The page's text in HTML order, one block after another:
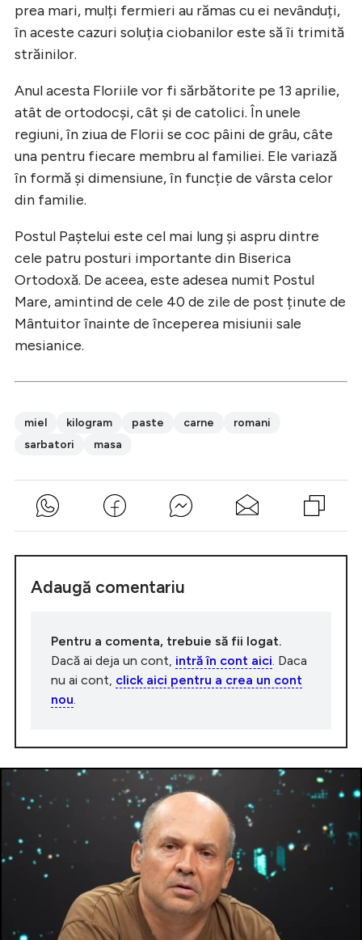
prea mari, mulți fermieri au rămas cu ei nevânduți,
în aceste cazuri soluția ciobanilor este să îi trimită
străinilor.
Anul acesta Floriile vor fi sărbătorite pe 13 aprilie,
atât de ortodocși, cât și de catolici. În unele
regiuni, în ziua de Florii se coc pâini de grâu, câte
una pentru fiecare membru al familiei. Ele variază
în formă și dimensiune, în funcție de vârsta celor
din familie.
Postul Paștelui este cel mai lung și aspru dintre
cele patru posturi importante din Biserica
Ortodoxă. De aceea, este adesea numit Postul
Mare, amintind de cele 40 de zile de post ținute de
Mântuitor înainte de începerea misiunii sale
mesianice.
miel kilogram paste carne
romani
sarbatori
masa
Adaugă comentariu
Pentru a comenta, trebuie să fii logat.
Dacă ai deja un cont, intră în cont aici . Daca
nu ai cont, click aici pentru a crea un cont
nou